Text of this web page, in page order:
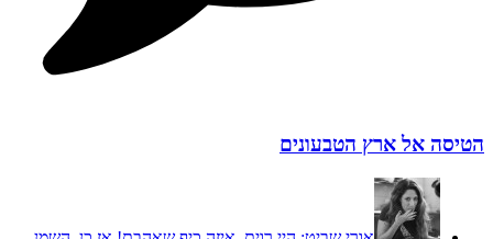
הטיסה אל ארץ הטבעונים